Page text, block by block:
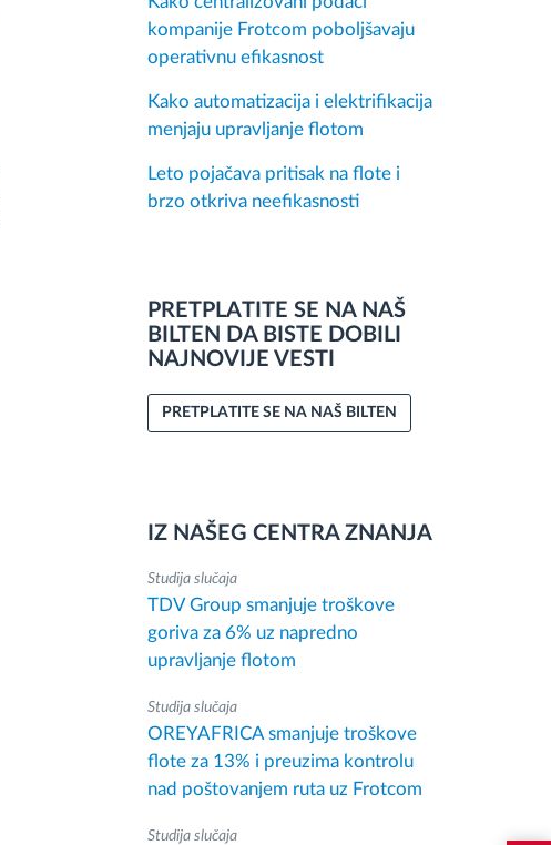
kompanije Frotcom poboljšavaju
operativnu efikasnost
Kako automatizacija i elektrifikacija
menjaju upravljanje flotom
Leto pojačava pritisak na flote i
brzo otkriva neefikasnosti
PRETPLATITE SE NA NAŠ
BILTEN DA BISTE DOBILI
NAJNOVIJE VESTI
PRETPLATITE SE NA NAŠ BILTEN
IZ NAŠEG CENTRA ZNANJA
Studija slučaja
TDV Group smanjuje troškove
goriva za 6% uz napredno
upravljanje flotom
Studija slučaja
OREYAFRICA smanjuje troškove
flote za 13% i preuzima kontrolu
nad poštovanjem ruta uz Frotcom
Studija slučaja